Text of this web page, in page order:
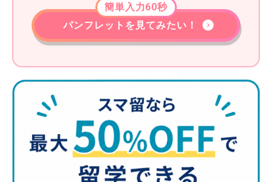
パンフレットを見てみたい！
簡単入力60秒